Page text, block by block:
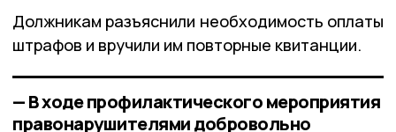
Должникам разъяснили необходимость оплаты
штрафов и вручили им повторные квитанции.
— В ходе профилактического мероприятия
правонарушителями добровольно